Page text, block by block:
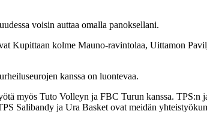
voisin auttaa omalla panoksellani.
Kupittaan kolme Mauno-ravintolaa, Uittamon
kanssa on luontevaa.
myös Tuto Volleyn ja FBC Turun kanssa. TPS:n
Salibandy ja Ura Basket ovat meidän